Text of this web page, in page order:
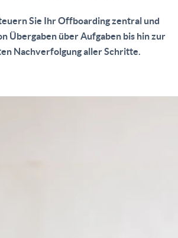
Sie Ihr Offboarding zentral und
Übergaben über Aufgaben bis hin zur
Nachverfolgung aller Schritte.